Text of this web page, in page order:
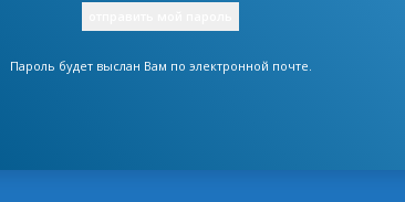
Пароль будет выслан Вам по электронной почте.